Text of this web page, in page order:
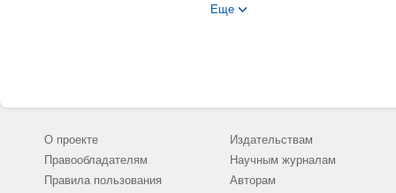
Кича, Д.И. Семья как пациент
Самара, 2000. -160с.
Собчик. -М., 1990. -88 с.
Еще
О проекте
Правообладателям
Правила пользования
Издательствам
Научным журналам
Авторам